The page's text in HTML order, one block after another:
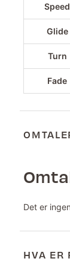
Speed
Glide
Turn
Fade
Det er
HVA ER